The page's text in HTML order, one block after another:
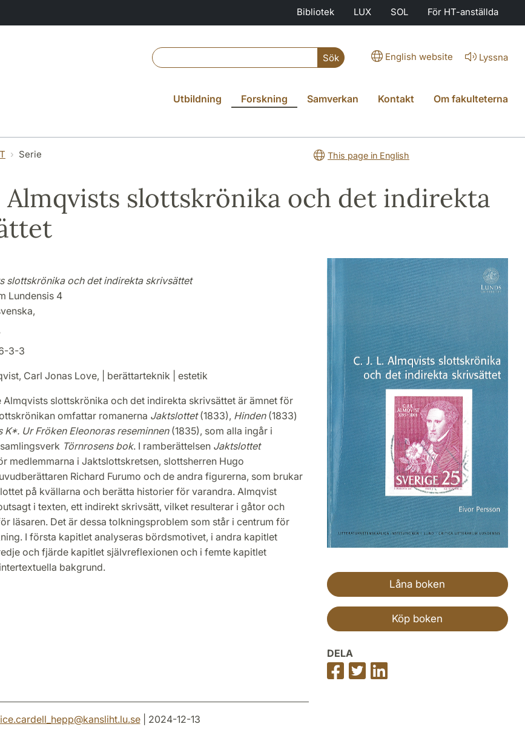
Bibliotek LUX SOL För HT-anställda
Sök English website Lyssna
Utbildning Forskning Samverkan Kontakt Om fakulteterna
Serie This page in English
Almqvists slottskrönika och det indirekta
slottskrönika och det indirekta skrivsättet
Lundensis 4
3-3
Carl Jonas Love, | berättarteknik | estetik
Almqvists slottskrönika och det indirekta skrivsättet är ämnet för
omfattar romanerna Jaktslottet(1833), Hinden(1833)
K*. Ur Fröken Eleonoras reseminnen(1835), som alla ingår i
Törnrosens bok. I ramberättelsen Jaktslottet
medlemmarna i Jaktslottskretsen, slottsherren Hugo
Richard Furumo och de andra figurerna, som brukar
på kvällarna och berätta historier för varandra. Almqvist
i texten, ett indirekt skrivsätt, vilket resulterar i gåtor och
läsaren. Det är dessa tolkningsproblem som står i centrum för
I första kapitlet analyseras bördsmotivet, i andra kapitlet
och fjärde kapitlet självreflexionen och i femte kapitlet
bakgrund.
Låna boken
Köp boken
DELA
Dela
på
Dela
på
på
@kansliht.lu.se| 2024-12-13